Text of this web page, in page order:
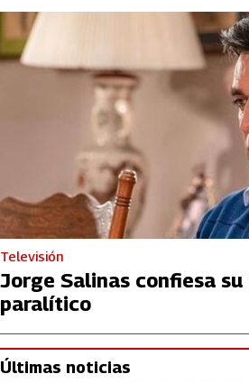
Televisión
Jorge Salinas confiesa
paralítico
Últimas noticias